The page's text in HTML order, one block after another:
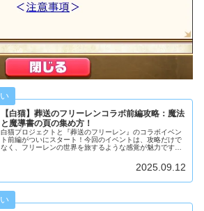
【白猫】葬送のフリーレンコラボ前編攻略：魔法
と魔導書の頁の集め方！
白猫プロジェクトと『葬送のフリーレン』のコラボイベン
ト前編がついにスタート！今回のイベントは、攻略だけで
なく、フリーレンの世界を旅するような感覚が魅力です。
には何をすればいい？」そんな疑問を解決するために、白
猫×フリーレンコラボ前編の攻略ポイントをまとめまし
2025.09.12